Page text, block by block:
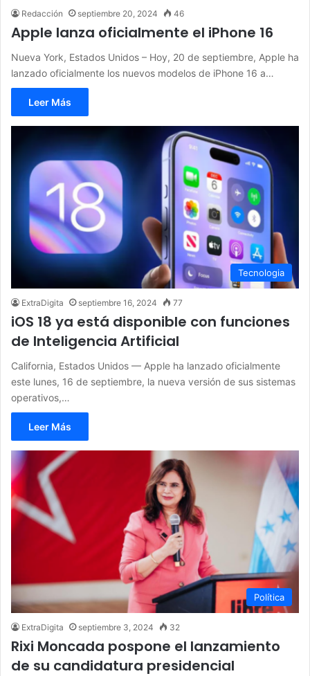
Redacción septiembre 20, 2024 46
Apple lanza oficialmente el iPhone 16
Nueva York, Estados Unidos – Hoy, 20 de septiembre, Apple ha
lanzado oficialmente los nuevos modelos de iPhone 16 a…
Leer Más
Tecnologia
ExtraDigita septiembre 16, 2024 77
iOS 18 ya está disponible con funciones
de Inteligencia Artificial
California, Estados Unidos — Apple ha lanzado oficialmente
este lunes, 16 de septiembre, la nueva versión de sus sistemas
operativos,…
Leer Más
Política
ExtraDigita septiembre 3, 2024 32
Rixi Moncada pospone el lanzamiento
de su candidatura presidencial